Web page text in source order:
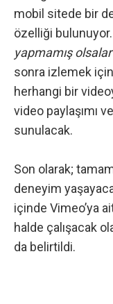
mobil sitede bir
özelliği
yapmamış
sonra izlemek
herhangi bir
video paylaşımı
sunulacak.
Son olarak;
deneyim
içinde Vimeo’ya
halde çalışacak
da belirtildi.